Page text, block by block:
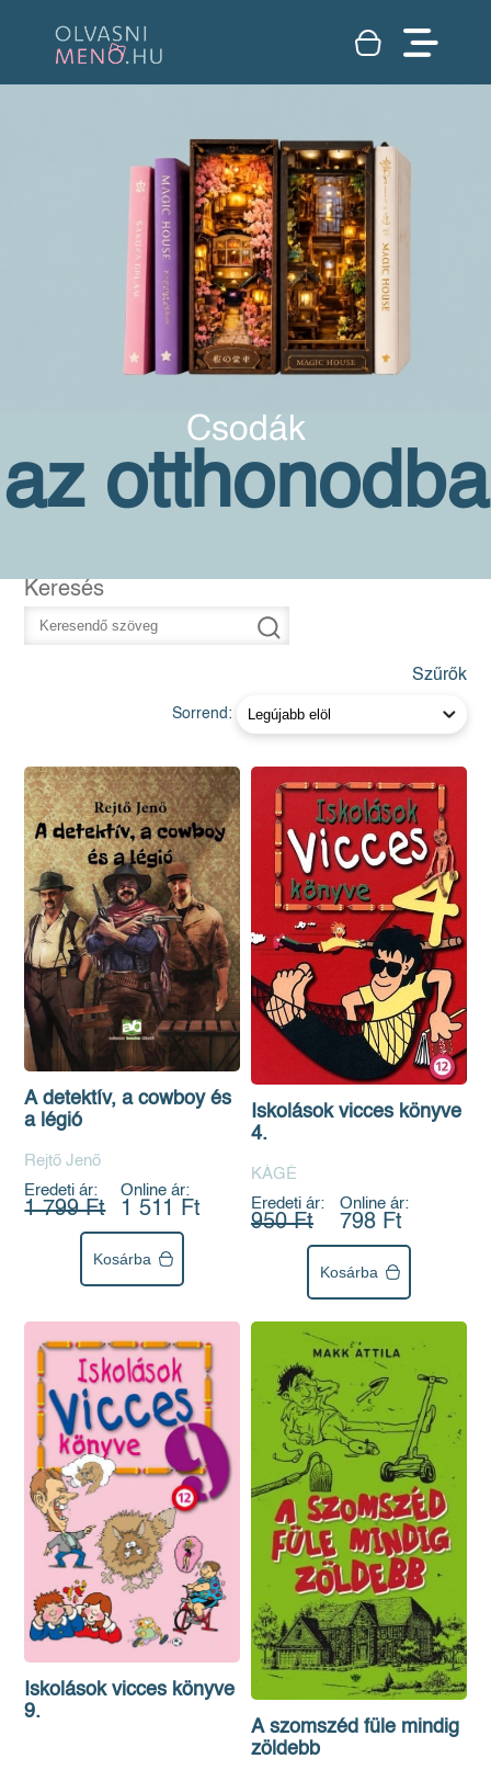
Csodák
az otthonodba
Keresés
Szűrők
Sorrend:
A detektív, a cowboy és
a légió
Rejtő Jenő
Eredeti ár:
1 799 Ft
Online ár:
1 511 Ft
Kosárba
Iskolások vicces könyve
4.
KÁGÉ
Eredeti ár:
950 Ft
Online ár:
798 Ft
Kosárba
Iskolások vicces könyve
9.
A szomszéd füle mindig
zöldebb